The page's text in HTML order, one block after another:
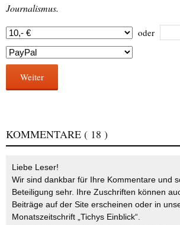
Journalismus.
oder
Weiter
KOMMENTARE ( 18 )
Liebe Leser!
Wir sind dankbar für Ihre Kommentare und
Beteiligung sehr. Ihre Zuschriften können
Beiträge auf der Site erscheinen oder in
Monatszeitschrift „Tichys Einblick“.